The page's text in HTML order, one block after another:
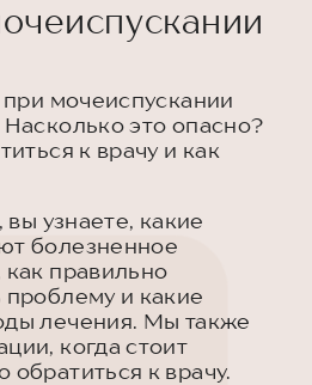
мочеиспускании
это опасно?
к врачу и как
вы узнаете, какие
болезненное
правильно
проблему и какие
лечения. Мы также
когда стоит
обратиться к врачу.